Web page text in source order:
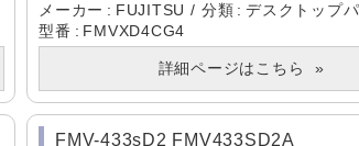
メーカー FUJITSU 分類
デスクトップ
型番
FMVXD4CG4
詳細ページはこちら
FMV-433sD2 FMV433SD2A